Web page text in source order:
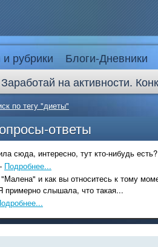
и рубрики
Блоги-Дневники
Заработай на активности.
по тегу "диеты"
ответы
сюда, интересно, тут кто-нибудь есть?
Подробнее...
и как вы относитесь к тому
примерно слышала, что такая...